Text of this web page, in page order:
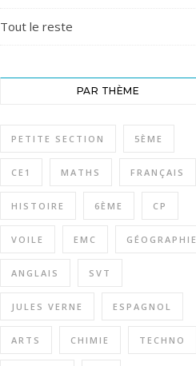
Tout le reste
PAR THÈME
PETITE SECTION 5ÈME
CE1 MATHS FRANÇAIS
HISTOIRE 6ÈME CP
VOILE EMC GÉOGRAPHIE
ANGLAIS SVT
JULES VERNE ESPAGNOL
ARTS CHIMIE TECHNO